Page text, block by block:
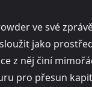
ve své
jako
z něj činí
pro přesun